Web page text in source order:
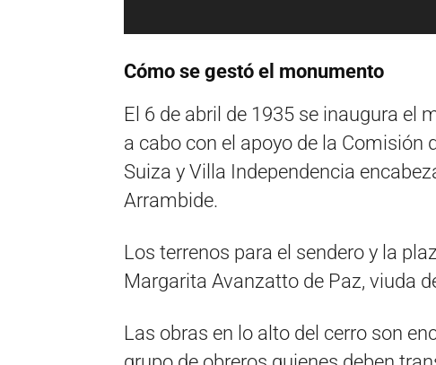
Cómo se gestó el monumento
El 6 de abril de 1935 se inaugura el
a cabo con el apoyo de la Comisión
Suiza y Villa Independencia
Arrambide.
Los terrenos para el sendero y la
Margarita Avanzatto de Paz, viuda
Las obras en lo alto del cerro son